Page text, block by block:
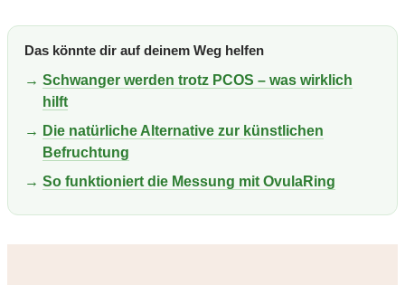
Das könnte dir auf deinem Weg helfen
→ Schwanger werden trotz PCOS – was wirklich
hilft
→ Die natürliche Alternative zur künstlichen
Befruchtung
→ So funktioniert die Messung mit OvulaRing